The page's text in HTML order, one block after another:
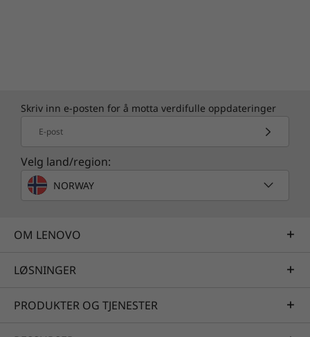
Skriv inn e-posten for å motta verdifulle oppdateringer
E-post
Velg land/region:
NORWAY
OM LENOVO
LØSNINGER
PRODUKTER OG TJENESTER